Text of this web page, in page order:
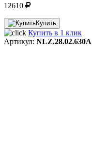
12610
Купить
Купить в 1 клик
Артикул: NLZ.28.02.630A